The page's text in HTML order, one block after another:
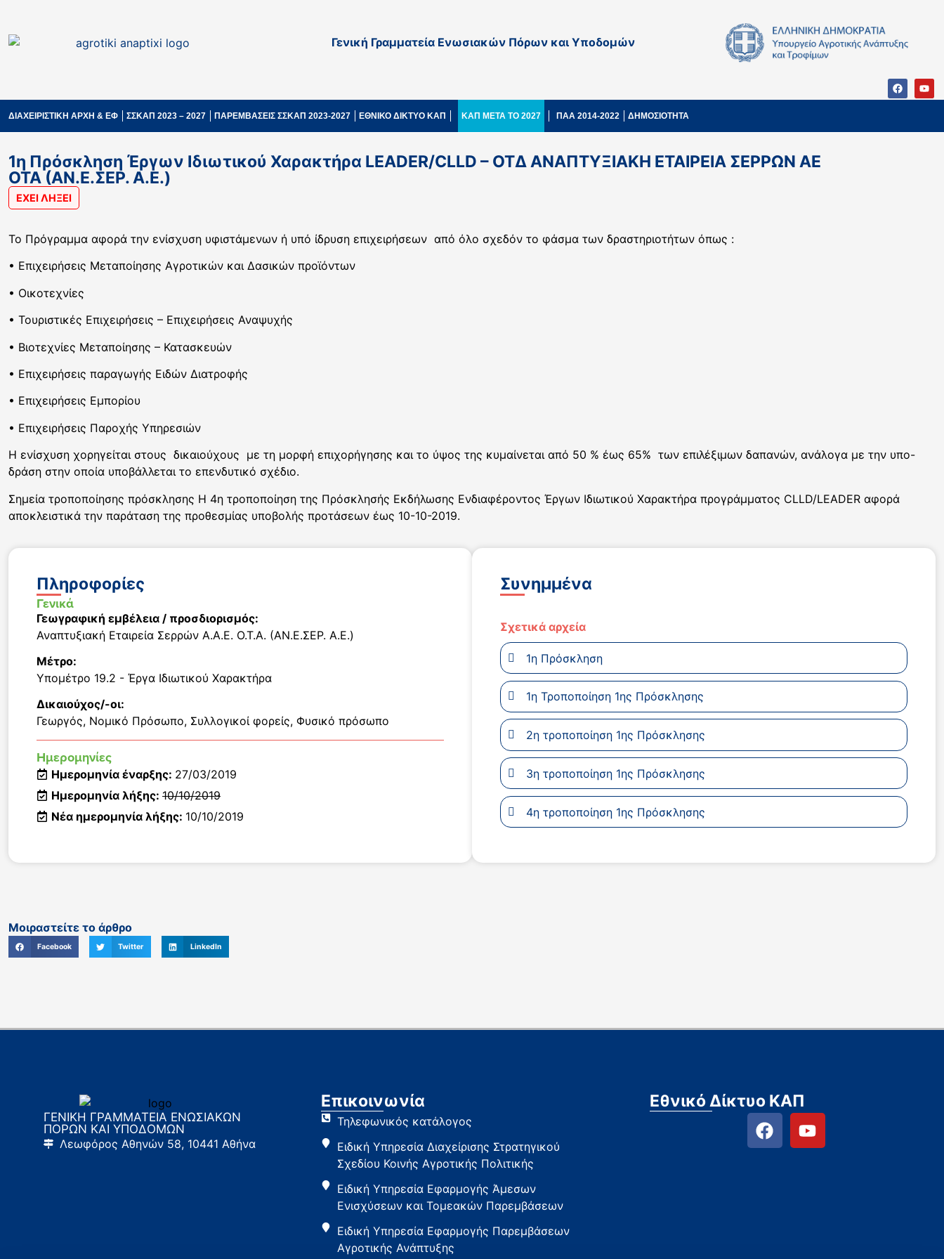
Γενική Γραμματεία Ενωσιακών Πόρων και Υποδομών
ΔΙΑΧΕΙΡΙΣΤΙΚΗ ΑΡΧΗ & ΕΦ ΣΣΚΑΠ 2023 – 2027 ΠΑΡΕΜΒΑΣΕΙΣ ΣΣΚΑΠ 2023-2027 ΕΘΝΙΚΟ ΔΙΚΤΥΟ ΚΑΠ ΚΑΠ ΜΕΤΑ ΤΟ 2027 ΠΑΑ 2014-2022 ΔΗΜΟΣΙΟΤΗΤΑ
1η Πρόσκληση Έργων Ιδιωτικού Χαρακτήρα LEADER/CLLD – ΟΤΔ ΑΝΑΠΤΥΞΙΑΚΗ ΕΤΑΙΡΕΙΑ ΣΕΡΡΩΝ ΑΕ
ΟΤΑ (ΑΝ.Ε.ΣΕΡ. Α.Ε.)
ΕΧΕΙ ΛΗΞΕΙ
Το Πρόγραμμα αφορά την ενίσχυση υφιστάμενων ή υπό ίδρυση επιχειρήσεων από όλο σχεδόν το φάσμα των δραστηριοτήτων όπως :
• Επιχειρήσεις Μεταποίησης Αγροτικών και Δασικών προϊόντων
• Οικοτεχνίες
• Τουριστικές Επιχειρήσεις – Επιχειρήσεις Αναψυχής
• Βιοτεχνίες Μεταποίησης – Κατασκευών
• Επιχειρήσεις παραγωγής Ειδών Διατροφής
• Επιχειρήσεις Εμπορίου
• Επιχειρήσεις Παροχής Υπηρεσιών
Η ενίσχυση χορηγείται στους δικαιούχους με τη μορφή επιχορήγησης και το ύψος της κυμαίνεται από 50 % έως 65% των επιλέξιμων δαπανών, ανάλογα με την υπο-
δράση στην οποία υποβάλλεται το επενδυτικό σχέδιο.
Σημεία τροποποίησης πρόσκλησης Η 4η τροποποίηση της Πρόσκλησής Εκδήλωσης Ενδιαφέροντος Έργων Ιδιωτικού Χαρακτήρα προγράμματος CLLD/LEADER αφορά
αποκλειστικά την παράταση της προθεσμίας υποβολής προτάσεων έως 10-10-2019.
Πληροφορίες
Γενικά
Γεωγραφική εμβέλεια / προσδιορισμός:
Αναπτυξιακή Εταιρεία Σερρών Α.Α.Ε. Ο.Τ.Α. (ΑΝ.Ε.ΣΕΡ. Α.Ε.)
Μέτρο:
Υπομέτρο 19.2 - Έργα Ιδιωτικού Χαρακτήρα
Δικαιούχος/-οι:
Γεωργός, Νομικό Πρόσωπο, Συλλογικοί φορείς, Φυσικό πρόσωπο
Ημερομηνίες
Ημερομηνία έναρξης: 27/03/2019
Ημερομηνία λήξης: 10/10/2019
Νέα ημερομηνία λήξης: 10/10/2019
Συνημμένα
Σχετικά αρχεία
1η Πρόσκληση
1η Τροποποίηση 1ης Πρόσκλησης
2η τροποποίηση 1ης Πρόσκλησης
3η τροποποίηση 1ης Πρόσκλησης
4η τροποποίηση 1ης Πρόσκλησης
Μοιραστείτε το άρθρο
Facebook Twitter LinkedIn
ΓΕΝΙΚΗ ΓΡΑΜΜΑΤΕΙΑ ΕΝΩΣΙΑΚΩΝ
ΠΟΡΩΝ ΚΑΙ ΥΠΟΔΟΜΩΝ
Λεωφόρος Αθηνών 58, 10441 Αθήνα
Επικοινωνία
Τηλεφωνικός κατάλογος
Ειδική Υπηρεσία Διαχείρισης Στρατηγικού
Σχεδίου Κοινής Αγροτικής Πολιτικής
Ειδική Υπηρεσία Εφαρμογής Άμεσων
Ενισχύσεων και Τομεακών Παρεμβάσεων
Ειδική Υπηρεσία Εφαρμογής Παρεμβάσεων
Αγροτικής Ανάπτυξης
Εθνικό Δίκτυο ΚΑΠ